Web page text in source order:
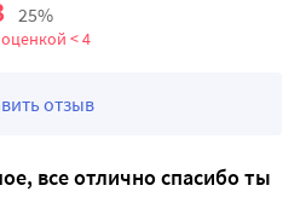
25%
< 4
отзыв
все отлично спасибо ты